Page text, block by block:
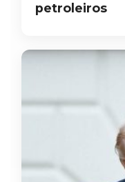
petroleiros